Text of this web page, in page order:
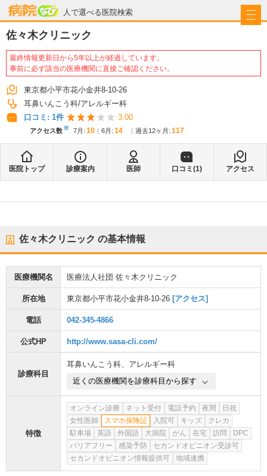
人で選べる医院検索
病院なび
佐々木クリニック
最終情報更新日から5年以上が経過しています。
事前に必ず該当の医療機関に直接ご確認ください。
東京都小平市花小金井8-10-26
耳鼻いんこう科 アレルギー科
口コミ: 1件 3.00
アクセス数※ 7月 : 10 6月 : 14 過去12ヶ月: 117
医院トップ 診療案内 医師 口コミ(1) アクセス
佐々木クリニック の基本情報
医療機関名 医療法人社団 佐々木クリニック
所在地 東京都小平市花小金井8-10-26 [アクセス]
電話 042-345-4866
公式HP http://www.sasa-cli.com/
診療科目
耳鼻いんこう科、 アレルギー科
近くの医療機関を診療科目から探す
特徴
オンライン診療 ネット受付 電話予約 夜間
日祝
女性医師
スマホ保険証 入院可 キッズ
クレカ
駐車場
英語 外国語 大病院 がん 在宅 訪問
DPC
バリアフリー
感染予防
セカンドオピニオン受診可
セカンドオピニオン情報提供可
地域連携